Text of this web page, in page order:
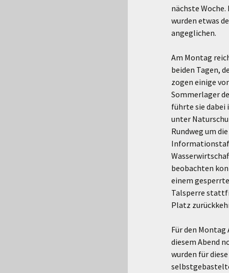
nächste
wurden etwas
angeglichen.
Am Montag
beiden Tagen,
zogen einige
Sommerlager
führte sie dabei
unter
Rundweg um
beobachten
einem
Talsperre
Platz
Für den
diesem Abend
wurden für